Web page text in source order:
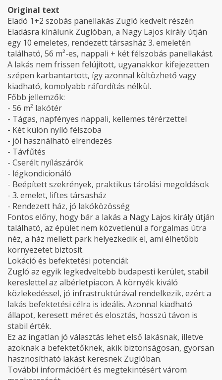
Original text
Eladó 1+2 szobás panellakás Zugló kedvelt részén
Eladásra kínálunk Zuglóban, a Nagy Lajos király útján
egy 10 emeletes, rendezett társasház 3. emeletén
található, 56 m²-es, nappali + két félszobás panellakást.
A lakás nem frissen felújított, ugyanakkor kifejezetten
szépen karbantartott, így azonnal költözhető vagy
kiadható, komolyabb ráfordítás nélkül.
Főbb jellemzők:
- 56 m² lakótér
- Tágas, napfényes nappali, kellemes térérzettel
- Két külön nyíló félszoba
- jól használható elrendezés
- Távfűtés
- Cserélt nyílászárók
- légkondicionáló
- Beépített szekrények, praktikus tárolási megoldások
- 3. emelet, liftes társasház
- Rendezett ház, jó lakóközösség
Fontos előny, hogy bár a lakás a Nagy Lajos király útján
található, az épület nem közvetlenül a forgalmas útra
néz, a ház mellett park helyezkedik el, ami élhetőbb
környezetet biztosít.
Lokáció és befektetési potenciál:
Zugló az egyik legkedveltebb budapesti kerület, stabil
kereslettel az albérletpiacon. A környék kiváló
közlekedéssel, jó infrastruktúrával rendelkezik, ezért a
lakás befektetési célra is ideális. Azonnal kiadható
állapot, keresett méret és elosztás, hosszú távon is
stabil érték.
Ez az ingatlan jó választás lehet első lakásnak, illetve
azoknak a befektetőknek, akik biztonságosan, gyorsan
hasznosítható lakást keresnek Zuglóban.
További információért és megtekintésért várom